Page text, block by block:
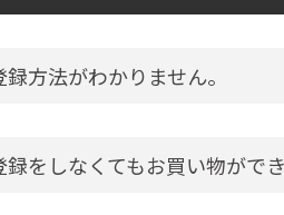
方法がわかりません。
録をしなくてもお買い物ができ